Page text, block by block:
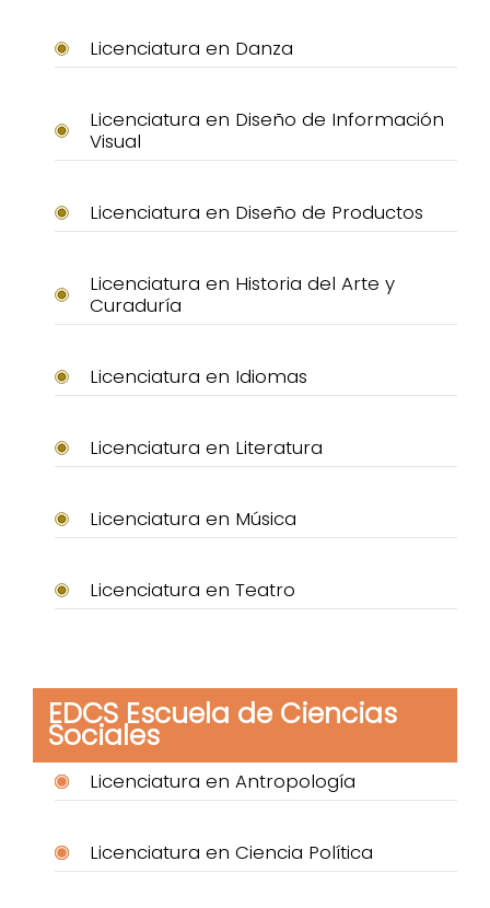
Licenciatura en Danza
Licenciatura en Diseño de Información
Visual
Licenciatura en Diseño de Productos
Licenciatura en Historia del Arte y
Curaduría
Licenciatura en Idiomas
Licenciatura en Literatura
Licenciatura en Música
Licenciatura en Teatro
EDCS Escuela de Ciencias
Sociales
Licenciatura en Antropología
Licenciatura en Ciencia Política